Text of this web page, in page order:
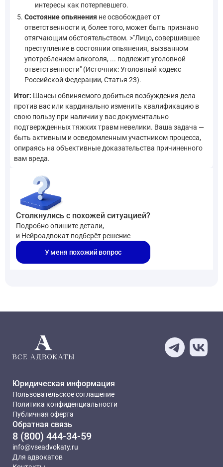
интересы как потерпевшего.
Состояние опьянения не освобождает от
ответственности и, более того, может быть признано
отягчающим обстоятельством. >"Лицо, совершившее
преступление в состоянии опьянения, вызванном
употреблением алкоголя, ... подлежит уголовной
ответственности" (Источник: Уголовный кодекс
Российской Федерации, Статья 23).
Итог: Шансы обвиняемого добиться возбуждения дела
против вас или кардинально изменить квалификацию в
свою пользу при наличии у вас документально
подтвержденных тяжких травм невелики. Ваша задача —
быть активным и осведомленным участником процесса,
опираясь на объективные доказательства причиненного
вам вреда.
Столкнулись с похожей ситуацией?
Подробно опишите детали,
и Нейроадвокат подберёт решение
У меня похожий вопрос
Юридическая информация
Пользовательское соглашение
Политика конфиденциальности
Публичная оферта
Обратная связь
8 (800) 444-34-59
info@vseadvokaty.ru
Для адвокатов